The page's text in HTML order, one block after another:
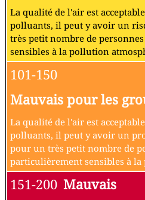
La qualité de l'air est
polluants, il peut y avoir un
très petit nombre de
sensibles à la pollution
101-150
Mauvais pour les
La qualité de l'air est
polluants, il peut y avoir un
pour un très petit nombre de
particulièrement sensibles à
151-200 Mauvais